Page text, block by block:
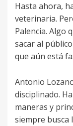
Hasta ahora,
veterinaria.
Palencia. Algo
sacar al
que aún está
Antonio
disciplinado.
maneras y
siempre busca